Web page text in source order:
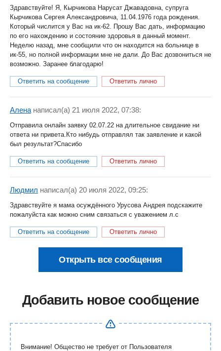
Здравствуйте! Я, Кырчикова Нарусат Джавадовна, супруга
Кырчикова Сергея Александровича, 11.04.1976 года рождения.
Который числится у Вас на ик-62. Прошу Вас дать, информацию
по его нахождению и состояние здоровья в данный момент.
Неделю назад, мне сообщили что он находится на больнице в
ик-55, но полной информации мне не дали. До Вас дозвониться не
возможно. Заранее благодарю!
Ответить на сообщение Ответить лично
Алена написал(a) 21 июля 2022, 07:38:
Отправила онлайн заявку 02.07.22 на длительное свидание ни
ответа ни привета.Кто нибудь отправлял так заявление и какой
был результат?Спасибо
Ответить на сообщение Ответить лично
Людмил написал(a) 20 июля 2022, 09:25:
Здравствуйте я мама осуждённого Урусова Андрея подскажите
пожалуйста как можно сним связаться с уважением л.с
Ответить на сообщение Ответить лично
Открыть все сообщения
Добавить новое сообщение
Внимание! Общество не требует от Пользователя